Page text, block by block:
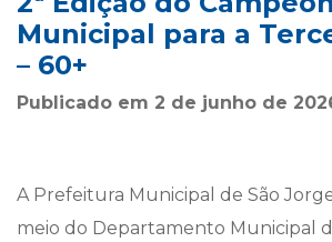
Municipal para a
– 60+
Publicado em 2 de junho de 2026
A Prefeitura Municipal de São
meio do Departamento Municipal